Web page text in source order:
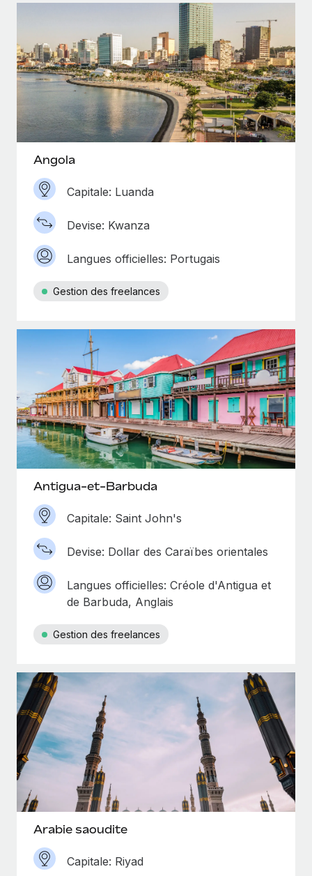
Angola
Capitale: Luanda
Devise: Kwanza
Langues officielles: Portugais
Gestion des freelances
Antigua-et-Barbuda
Capitale: Saint John's
Devise: Dollar des Caraïbes orientales
Langues officielles: Créole d'Antigua et
de Barbuda, Anglais
Gestion des freelances
Arabie saoudite
Capitale: Riyad